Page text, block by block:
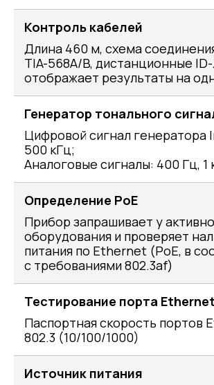
Контроль кабелей
Длина 460 м, схема
TIA-568A/B, дистанционные
отображает результаты на
Генератор тонального
Цифровой сигнал генератора
500 кГц;
Аналоговые сигналы: 400 Гц, 1
Определение PoE
Прибор запрашивает у
оборудования и проверяет
питания по Ethernet (PoE, в
с требованиями 802.3af)
Тестирование порта Ethernet
Паспортная скорость портов
802.3 (10/100/1000)
Источник питания